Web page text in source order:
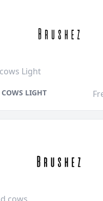
Light
LIGHT